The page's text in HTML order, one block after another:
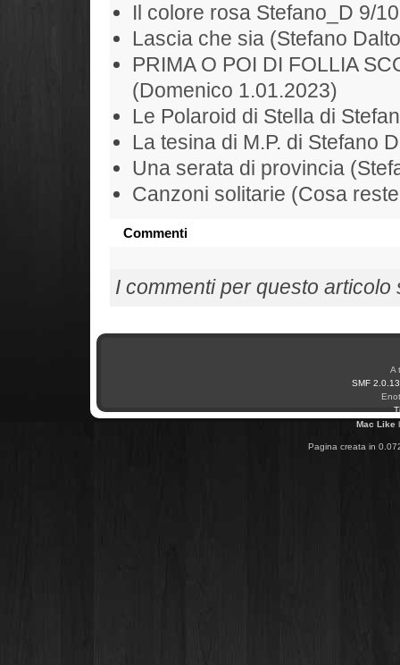
Il colore rosa Stefano_D 9/
Lascia che sia (Stefano
PRIMA O POI DI FOLLIA
(Domenico 1.01.2023)
Le Polaroid di Stella di
La tesina di M.P. di Stefano
Una serata di provincia
Canzoni solitarie (Cosa
Commenti
I commenti per questo articolo
A
SMF 2.0.13
Mac Like
Pagina creata in